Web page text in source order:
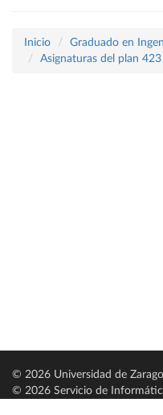
Inicio
Graduado en
Asignaturas del plan 423
© 2026 Universidad de
© 2026 Servicio de